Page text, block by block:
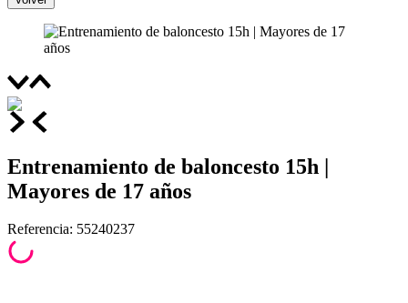
Entrenamiento de baloncesto 15h |
Mayores de 17 años
Referencia: 55240237